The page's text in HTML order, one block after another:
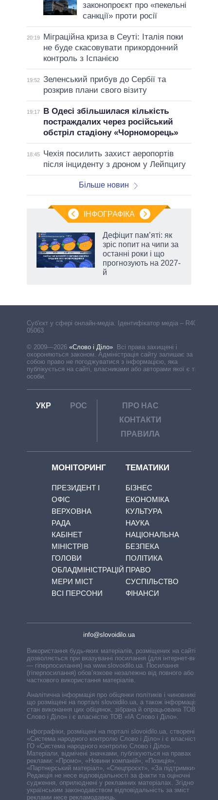
законопроєкт про «пекельні
санкції» проти росії
20:19
Міграційна криза в Сеуті: Італія поки
не буде скасовувати прикордонний
контроль з Іспанією
19:52 Зеленський прибув до Сербії та
розкрив плани свого візиту
19:17
В Одесі збільшилася кількість
постраждалих через російський
обстріл стадіону «Чорноморець»
18:45
Чехія посилить захист аеропортів
після інциденту з дроном у Лейпцигу
Більше новин
ІНФОГРАФІКА
Дефіцит пам’яті: як
зріс попит на чипи за
останні роки і що
прогнозують на 2027-
й
Cуб'єкт у сфері онлайн-медіа. Ідентифікатор медіа – R40-
05063
© 2009—2026 «Слово і Діло». Всі права захищені і
охороняються законом. Адміністрація сайту залишає за
собою право не погоджуватися з інформацією, яка
публікується на сайті, власниками або авторами якої є треті
особи.
УКР РОС
ПРО НАС
КОНТАКТИ
ПРАВИЛА
МОНІТОРИНГ
ПРЕЗИДЕНТ І
ОФІС
ВЕРХОВНА
РАДА
КАБІНЕТ
МІНІСТРІВ
ГОЛОВИ
ОБЛАДМІНІСТРАЦІЙ
МЕРИ МІСТ
ВСІ ПЕРСОНИ
ТЕМАТИКИ
БІЗНЕС
ЕКОНОМІКА
КУЛЬТУРА
НАУКА
НАЦІОНАЛЬНА
БЕЗПЕКА
ПОЛІТИКА
ПРАВО
СУСПІЛЬСТВО
ФІНАНСИ
info@slovoidilo.ua
Використання будь-яких матеріалів, розміщених на сайті,
дозволяється при вказуванні посилання (для інтернет-видань
— гіперпосилання) на www.slovoidilo.ua. Посилання
(гіперпосилання) обов’язкове незалежно від повного або
часткового використання матеріалів.
Аналітична інформація про обіцянки політиків і чиновників,
що розміщені на порталі slovoidilo.ua, а також інформація про
стан виконання цих обіцянок, зібрана й опрацьована ТОВ «ІА
Слово і Діло» і є власністю ТОВ «ІА Слово і Діло».
Інфографіки, розміщені на порталі slovoidilo.ua, створені ГО
«Система народного контролю Слово і Діло» і є власністю
ГО «Система народного контролю Слово і Діло».
Матеріали, відмічені значками, публікуються на правах
реклами: «Промо», «Новини компаній», «Позиція»,
«Партнерський матеріал», «Спецпроєкт», «За підтримки».
Редакція не несе відповідальності за факти та оціночні
судження, оприлюднені у рекламних матеріалах. Згідно з
українським законодавством відповідальність за зміст
реклами несе рекламодавець.